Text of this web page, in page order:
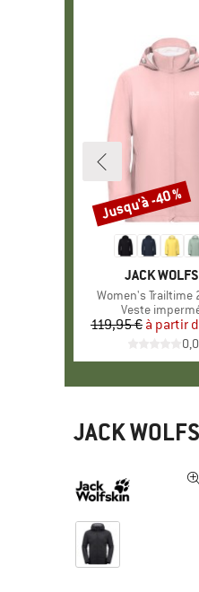
MARQUE
JACK
Article
Women's Trailtime
Product group
Veste
Prix
119,95 € Prix
à partir
0,0
Remise
Jusqu'à -40 %
JACK